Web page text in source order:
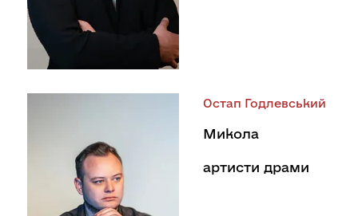
Остап Годлевський
Микола
артисти драми